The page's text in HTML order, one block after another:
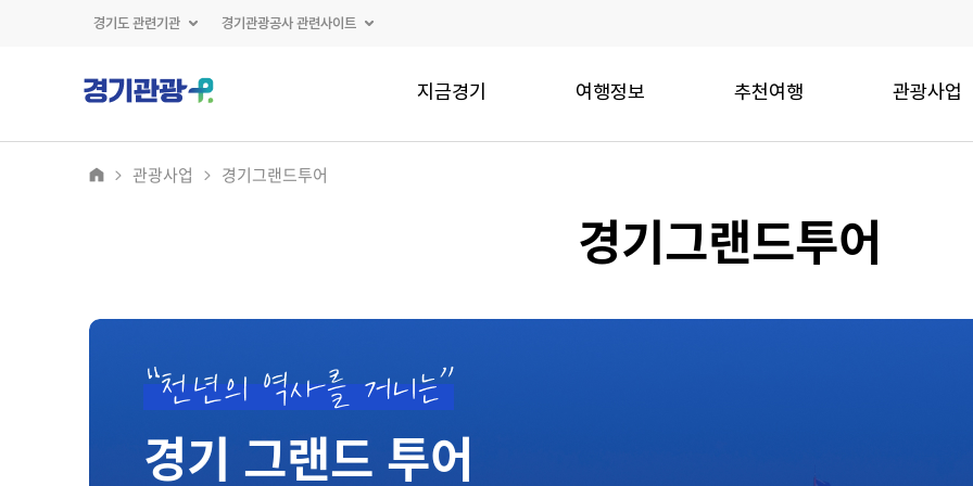
경기도 관련기관 경기관광공사 관련사이트
지금경기 여행정보 추천여행 관광사업
관광사업 경기그랜드투어
경기그랜드투어
경기 그랜드 투어